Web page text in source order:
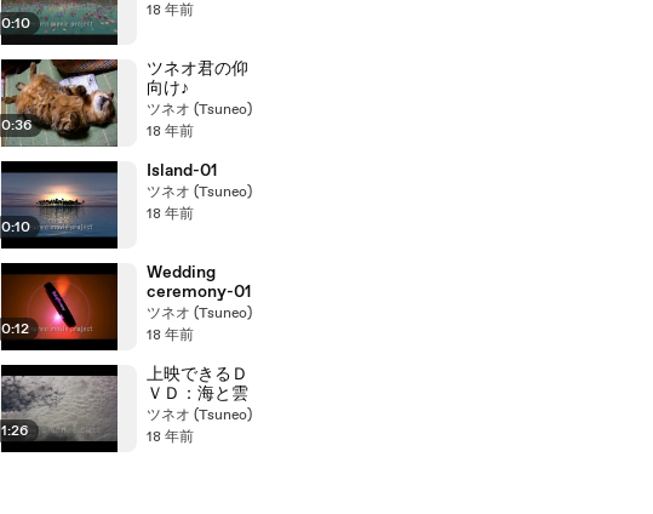
0:10
18 年前
0:36
ツネオ君の仰
向け♪
ツネオ (Tsuneo)
18 年前
0:10
Island-01
ツネオ (Tsuneo)
18 年前
0:12
Wedding
ceremony-01
ツネオ (Tsuneo)
18 年前
1:26
上映できるＤ
ＶＤ：海と雲
ツネオ (Tsuneo)
18 年前